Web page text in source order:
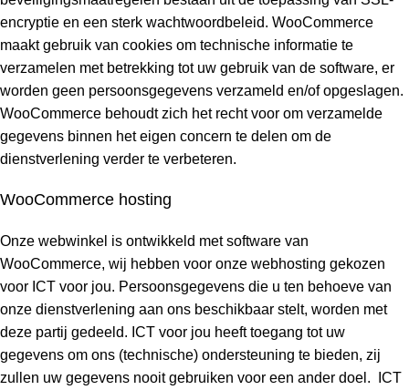
encryptie en een sterk wachtwoordbeleid. WooCommerce
maakt gebruik van cookies om technische informatie te
verzamelen met betrekking tot uw gebruik van de software, er
worden geen persoonsgegevens verzameld en/of opgeslagen.
WooCommerce behoudt zich het recht voor om verzamelde
gegevens binnen het eigen concern te delen om de
dienstverlening verder te verbeteren.
WooCommerce hosting
Onze webwinkel is ontwikkeld met software van
WooCommerce, wij hebben voor onze webhosting gekozen
voor ICT voor jou. Persoonsgegevens die u ten behoeve van
onze dienstverlening aan ons beschikbaar stelt, worden met
deze partij gedeeld. ICT voor jou heeft toegang tot uw
gegevens om ons (technische) ondersteuning te bieden, zij
zullen uw gegevens nooit gebruiken voor een ander doel. ICT